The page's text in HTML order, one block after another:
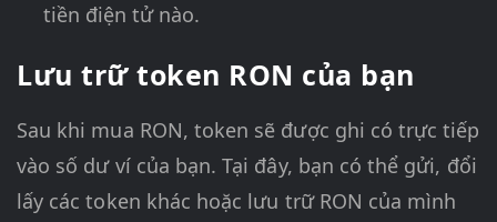
tiền điện tử nào.
Lưu trữ token RON của bạn
Sau khi mua RON, token sẽ được ghi có trực tiếp
vào số dư ví của bạn. Tại đây, bạn có thể gửi, đổi
lấy các token khác hoặc lưu trữ RON của mình